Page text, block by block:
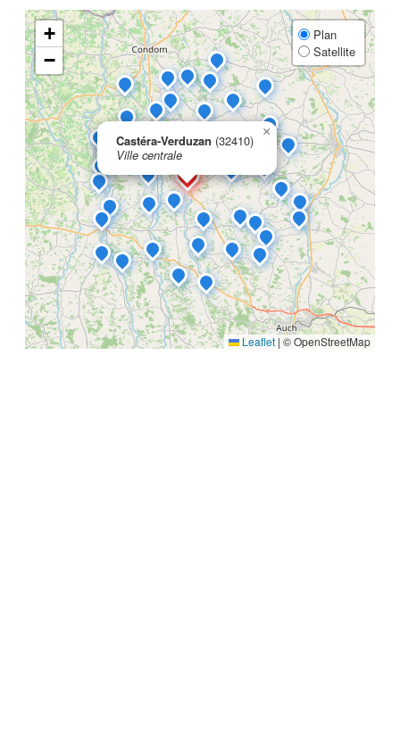
Castéra-Verduzan (32410)
Ville centrale
×
+
−
Plan
Satellite
Leaflet | © OpenStreetMap